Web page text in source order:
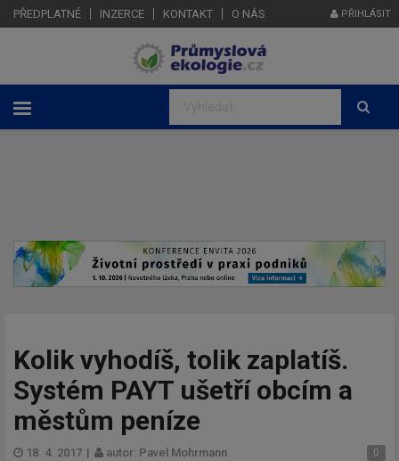
PŘEDPLATNÉ INZERCE KONTAKT O NÁS PŘIHLÁSIT
Kolik vyhodíš, tolik zaplatíš.
Systém PAYT ušetří obcím a
městům peníze
18. 4. 2017 | autor: Pavel Mohrmann 0